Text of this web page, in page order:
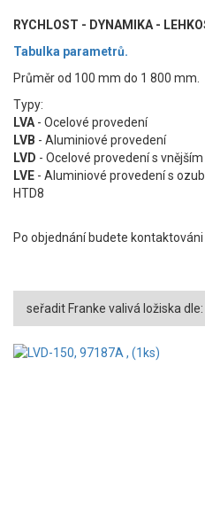
RYCHLOST - DYNAMIKA -
Tabulka parametrů.
Průměr od 100 mm do 1 800 mm.
Typy:
LVA - Ocelové provedení
LVB - Aluminiové provedení
LVD - Ocelové provedení s
LVE - Aluminiové provedení s
HTD8
Po objednání budete
seřadit Franke valivá ložiska dle: